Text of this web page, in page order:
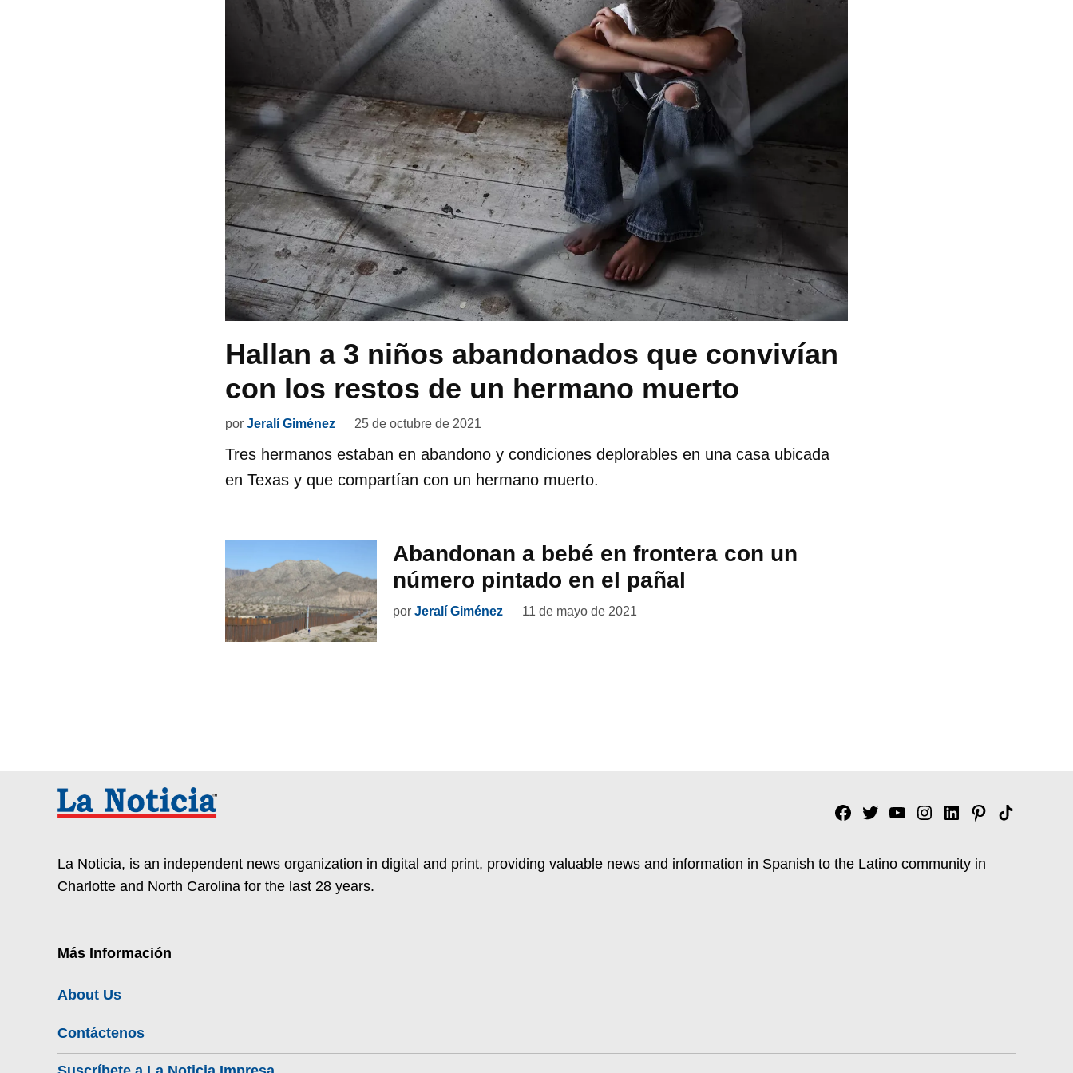
Hallan a 3 niños abandonados que convivían
con los restos de un hermano muerto
por Jeralí Giménez 25 de octubre de 2021
Tres hermanos estaban en abandono y condiciones deplorables en una casa ubicada
en Texas y que compartían con un hermano muerto.
Abandonan a bebé en frontera con un
número pintado en el pañal
por Jeralí Giménez 11 de mayo de 2021
Facebook
TwitterYouTubeInstagram
Linkedin
Pinterest
Tik
La Noticia, is an independent news organization in digital and print, providing valuable news and information in Spanish to the Latino community in
Charlotte and North Carolina for the last 28 years.
Más Información
About Us
Contáctenos